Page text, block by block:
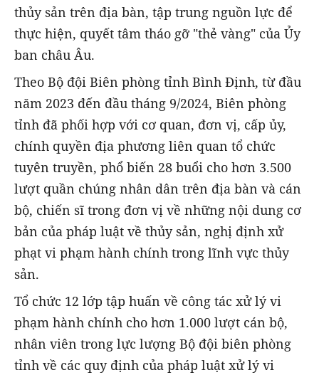
thủy sản trên địa bàn, tập trung nguồn lực để
thực hiện, quyết tâm tháo gỡ "thẻ vàng" của Ủy
ban châu Âu.
Theo Bộ đội Biên phòng tỉnh Bình Định, từ đầu
năm 2023 đến đầu tháng 9/2024, Biên phòng
tỉnh đã phối hợp với cơ quan, đơn vị, cấp ủy,
chính quyền địa phương liên quan tổ chức
tuyên truyền, phổ biến 28 buổi cho hơn 3.500
lượt quần chúng nhân dân trên địa bàn và cán
bộ, chiến sĩ trong đơn vị về những nội dung cơ
bản của pháp luật về thủy sản, nghị định xử
phạt vi phạm hành chính trong lĩnh vực thủy
sản.
Tổ chức 12 lớp tập huấn về công tác xử lý vi
phạm hành chính cho hơn 1.000 lượt cán bộ,
nhân viên trong lực lượng Bộ đội biên phòng
tỉnh về các quy định của pháp luật xử lý vi